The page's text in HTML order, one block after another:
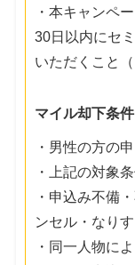
・本キャンペ
30日以内にセ
いただくこと
マイル却下条件
・男性の方の
・上記の対象
・申込み不備
ンセル・なり
・同一人物に